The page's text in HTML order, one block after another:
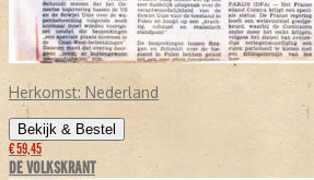
Herkomst: Nederland
Bekijk & Bestel
€ 59,45
DE VOLKSKRANT